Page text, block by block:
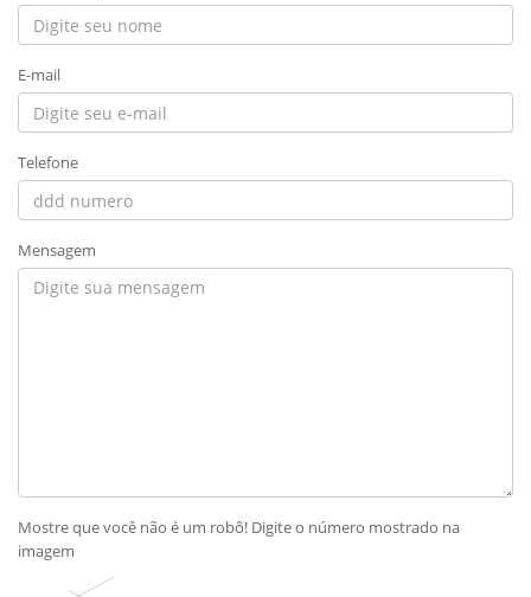
E-mail
Telefone
Mensagem
Mostre que você não é um robô! Digite o número mostrado na
imagem